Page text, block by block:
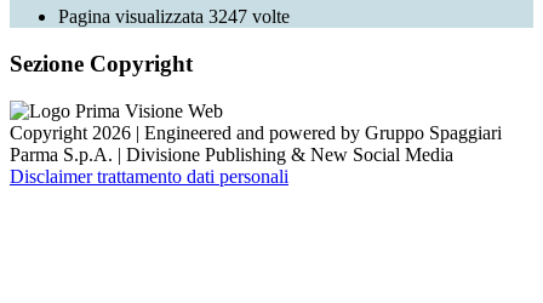
Pagina visualizzata 3247 volte
Sezione Copyright
Copyright 2026 | Engineered and powered by Gruppo Spaggiari
Parma S.p.A. | Divisione Publishing & New Social Media
Disclaimer trattamento dati personali